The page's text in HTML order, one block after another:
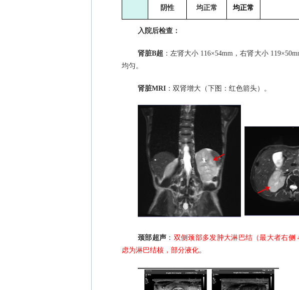
阴性 均正常 均正常
入院后检查：
肾脏B超 ：左肾大小 116×54mm ，右肾大小119×
均匀。
肾脏MRI ：双肾增大（下图：红色箭头）。
颈部超声 ： 双侧颈部多发肿大淋巴结（最大者右侧
虑为淋巴结核，部分液化。